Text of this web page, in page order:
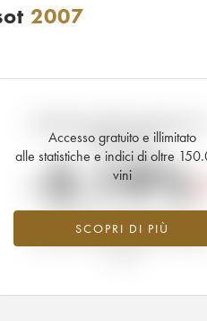
2007
Accesso gratuito e illimitato
alle statistiche e indici di oltre
vini
SCOPRI DI PIÙ
tempo reale
-3.19%
Tendenza al ribasso per il valore
dell'annata 2007 nel 2026 rispetto